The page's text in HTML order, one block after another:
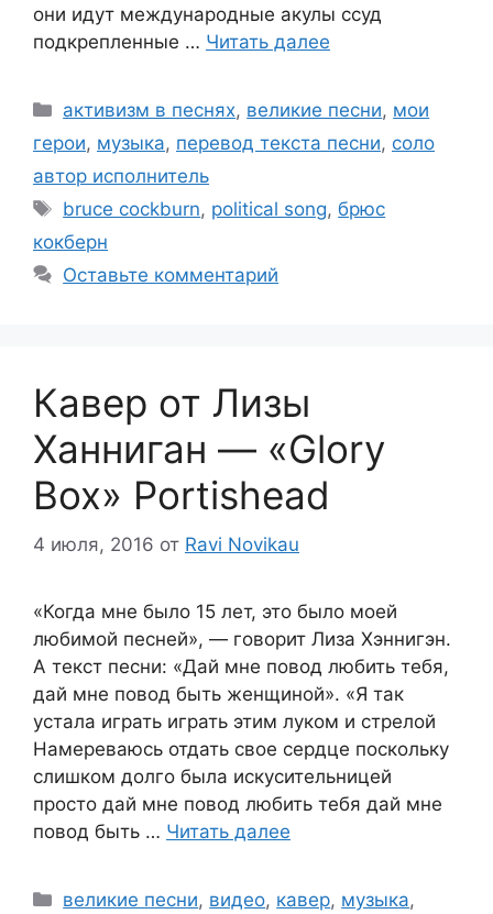
они идут международные акулы ссуд
подкрепленные … Читать далее
Рубрики
активизм в песнях, великие песни, мои
герои, музыка, перевод текста песни, соло
автор исполнитель
Метки
bruce cockburn, political song,брюс
кокберн
Оставьте комментарий
Кавер от Лизы
Ханниган — «Glory
Box» Portishead
4 июля, 2016 от Ravi Novikau
«Когда мне было 15 лет, это было моей
любимой песней», — говорит Лиза Хэннигэн.
А текст песни: «Дай мне повод любить тебя,
дай мне повод быть женщиной». «Я так
устала играть играть этим луком и стрелой
Намереваюсь отдать свое сердце поскольку
слишком долго была искусительницей
просто дай мне повод любить тебя дай мне
повод быть … Читать далее
Рубрики
великие песни, видео, кавер, музыка,